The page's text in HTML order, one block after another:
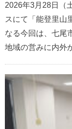
2026年3月28日（
スにて「能登里山
なる今回は、七尾
地域の営みに内外